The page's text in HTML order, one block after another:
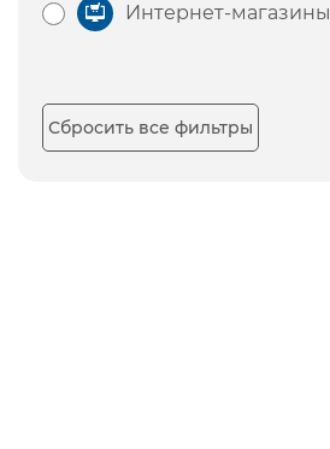
Интернет-магазины
Сбросить все фильтры